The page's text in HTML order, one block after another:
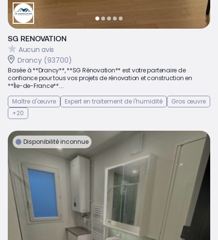
SG RENOVATION
Aucun avis
Drancy (93700)
Basée à **Drancy**, **SG Rénovation** est votre partenaire de
confiance pour tous vos projets de rénovation et construction en
**Île-de-France**....
Maître d'œuvre
Expert en traitement de l'humidité
Gros œuvre
+20
Disponibilité inconnue